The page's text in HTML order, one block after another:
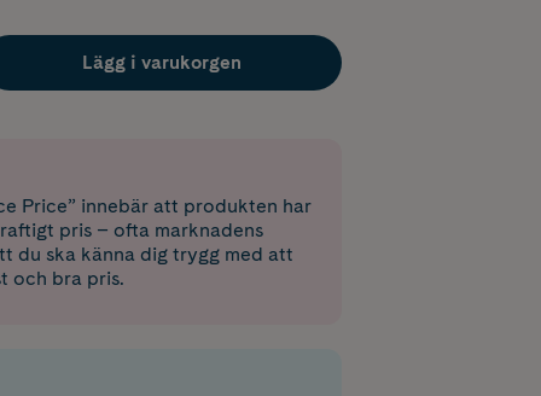
Lägg i varukorgen
Price” innebär att produkten har
pris – ofta marknadens
du ska känna dig trygg med att
och bra pris.